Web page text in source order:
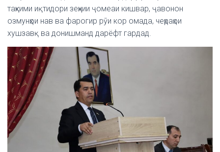
таҳкими иқтидори зеҳнии ҷомеаи кишвар, ҷавонон
озмунҳои нав ва фарогир рӯи кор омада, чеҳраҳои
хушзавқ ва донишманд дарёфт гардад.